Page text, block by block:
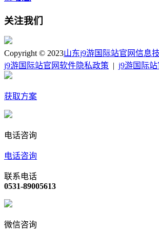
关注我们
Copyright © 2023山东j9游国际站官网信息
j9游国际站官网软件隐私政策
j9游国际
获取方案
电话咨询
电话咨询
联系电话
0531-89005613
微信咨询